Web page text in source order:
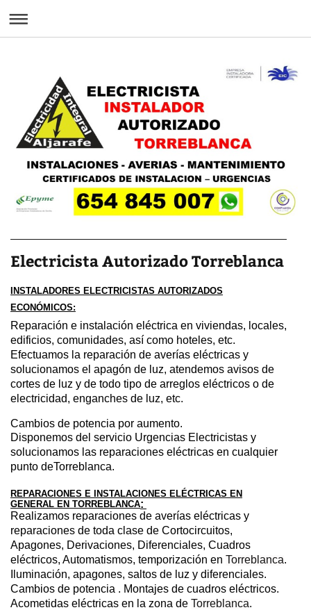
Electricista Autorizado Torreblanca
INSTALADORES ELECTRICISTAS AUTORIZADOS
ECONÓMICOS:
Reparación e instalación eléctrica en viviendas, locales,
edificios, comunidades, así como hoteles, etc.
Efectuamos la reparación de averías eléctricas y
solucionamos el apagón de luz, atendemos avisos de
cortes de luz y de todo tipo de arreglos eléctricos o de
electricidad, enganches de luz, etc.
Cambios de potencia por aumento.
Disponemos del servicio Urgencias Electricistas y
solucionamos las reparaciones eléctricas en cualquier
punto deTorreblanca.
REPARACIONES E INSTALACIONES ELÉCTRICAS EN
GENERAL EN TORREBLANCA:
Realizamos reparaciones de averías eléctricas y
reparaciones de toda clase de Cortocircuitos,
Apagones, Derivaciones, Diferenciales, Cuadros
eléctricos, Automatismos, temporización en Torreblanca.
Iluminación, apagones, saltos de luz y diferenciales.
Cambios de potencia . Montajes de cuadros eléctricos.
Acometidas eléctricas en la zona de Torreblanca.